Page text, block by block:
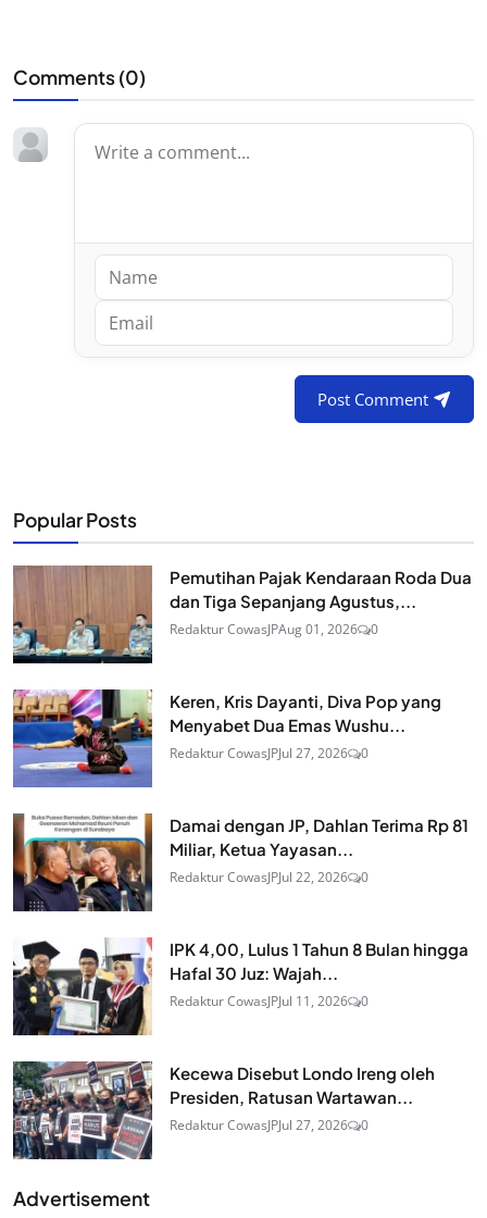
Comments (0)
Post Comment
Popular Posts
Pemutihan Pajak Kendaraan Roda Dua
dan Tiga Sepanjang Agustus,...
Redaktur CowasJPAug 01, 2026 0
Keren, Kris Dayanti, Diva Pop yang
Menyabet Dua Emas Wushu...
Redaktur CowasJPJul 27, 2026 0
Damai dengan JP, Dahlan Terima Rp 81
Miliar, Ketua Yayasan...
Redaktur CowasJPJul 22, 2026 0
IPK 4,00, Lulus 1 Tahun 8 Bulan hingga
Hafal 30 Juz: Wajah...
Redaktur CowasJPJul 11, 2026 0
Kecewa Disebut Londo Ireng oleh
Presiden, Ratusan Wartawan...
Redaktur CowasJPJul 27, 2026 0
Advertisement